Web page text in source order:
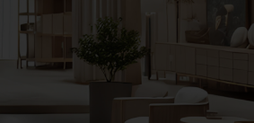
Afficher 18